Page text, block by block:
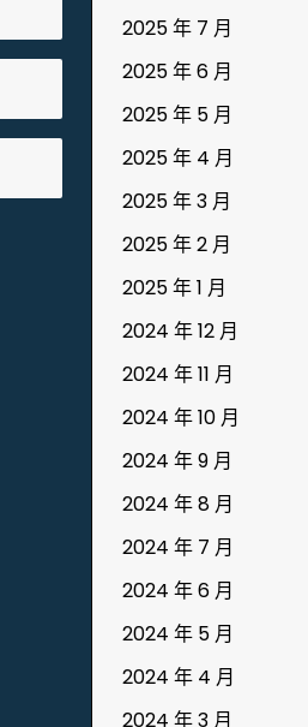
2025 年 7 月
2025 年 6 月
2025 年 5 月
2025 年 4 月
2025 年 3 月
2025 年 2 月
2025 年 1 月
2024 年 12 月
2024 年 11 月
2024 年 10 月
2024 年 9 月
2024 年 8 月
2024 年 7 月
2024 年 6 月
2024 年 5 月
2024 年 4 月
2024 年 3 月